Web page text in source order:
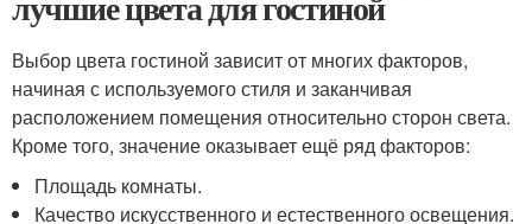
Выбор цвета гостиной зависит от многих факторов,
начиная с используемого стиля и заканчивая
расположением помещения относительно сторон света.
Кроме того, значение оказывает ещё ряд факторов:
Площадь комнаты.
Качество искусственного и естественного освещения.